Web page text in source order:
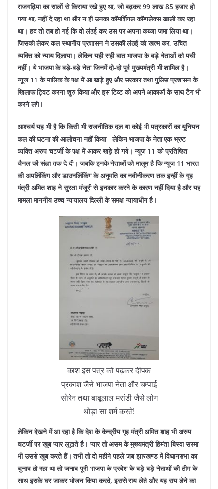
राजगढ़िया का सालों से किराया रखे हुए था, जो बढ़कर 99 लाख 85 हजार हो
गया था, नहीं दे रहा था और न ही उनका कॉमर्शियल कॉम्पलेक्स खाली कर रहा
था। हद तो तब हो गई कि वो लंठई कर उस पर अपना कब्जा जमा लिया था।
जिसको लेकर कल स्थानीय प्रशासन ने उसकी लंठई को खत्म कर, उचित
व्यक्ति को न्याय दिलाया। लेकिन यही सही बात भाजपा के बड़े नेताओं को पची
नहीं। ये भाजपा के बड़े-बड़े नेता जिनमें दो-दो पूर्व मुख्यमंत्री भी शामिल है।
न्यूज 11 के मालिक के पक्ष में आ खड़े हुए और सरकार तथा पुलिस प्रशासन के
खिलाफ ट्विट करना शुरु किया और इस टिव्ट को अपने आकाओं के साथ टैग भी
करने लगे।
आश्चर्य यह भी है कि किसी भी राजनीतिक दल या कोई भी पत्रकारों का यूनियन
कल की घटना की आलोचना नहीं किया। लेकिन भाजपा के नेता एक भ्रष्ट
व्यक्ति अरुप चटर्जी के पक्ष में आकर खड़े हो गये। न्यूज 11 को प्रतिष्ठित
चैनल की संज्ञा तक दे दी। जबकि इनके नेताओं को मालूम है कि न्यूज 11 भारत
की अपलिंकिंग और डाउनलिंकिंग के अनुमति का नवीनीकरण तक इन्हीं के गृह
मंत्री अमित शाह ने सुरक्षा मंजूरी से इनकार करने के कारण नहीं दिया है और यह
मामला माननीय उच्च न्यायालय दिल्ली के समक्ष न्यायाधीन है।
काश इस पत्र को पढ़कर दीपक
प्रकाश जैसे भाजपा नेता और चम्पाई
सोरेन तथा बाबूलाल मरांडी जैसे लोग
थोड़ा सा शर्म करते!
लेकिन देखने में आ रहा है कि देश के केन्द्रीय गृह मंत्री अमित शाह भी अरुप
चटर्जी पर खूब प्यार लूटाते है। प्यार तो असम के मुख्यमंत्री हिमंता बिस्वा सरमा
भी उससे खूब करते हैं। तभी तो दो महीने पहले जब झारखण्ड में विधानसभा का
चुनाव हो रहा था तो जनाब पूरी भाजपा के प्रदेश के बड़े-बड़े नेताओं की टीम के
साथ इसके घर जाकर भोजन किया करते, इससे राय लेते और यह राय लेने का